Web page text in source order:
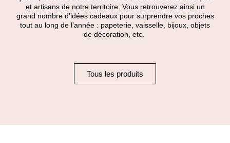
et artisans de notre territoire. Vous retrouverez ainsi un
grand nombre d’idées cadeaux pour surprendre vos proches
tout au long de l’année : papeterie, vaisselle, bijoux, objets
de décoration, etc.
Tous les produits